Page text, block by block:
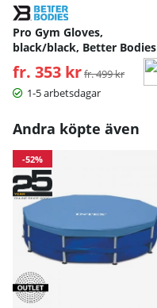
Pro Gym Gloves,
black/black, Better Bodies
fr. 353 kr Ordinarie pris:
fr. 499 kr
1-5 arbetsdagar
Andra köpte även
-52%